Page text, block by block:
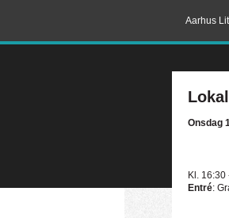
Aarhus
Onsdag
Kl. 16:30
Entré: